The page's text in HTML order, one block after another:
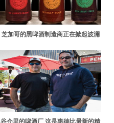
芝加哥的黑啤酒制造商正在掀起波澜